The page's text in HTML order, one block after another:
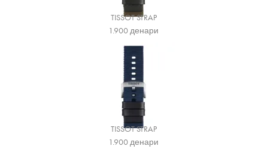
TISSOT STRAP
1.900денари
TISSOT STRAP
1.900денари